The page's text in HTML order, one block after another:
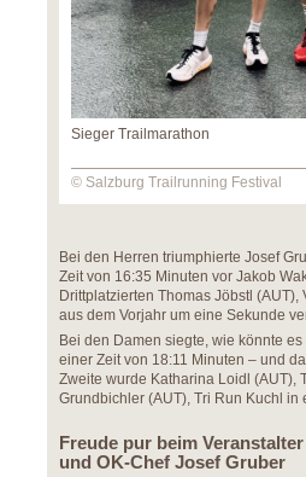
Sieger Trailmarathon
© Salzburg Trailrunning Festival
Bei den Herren triumphierte Josef
Zeit von 16:35 Minuten vor Jakob
Drittplatzierten Thomas Jöbstl
aus dem Vorjahr um eine Sekunde
Bei den Damen siegte, wie könnte
einer Zeit von 18:11 Minuten – und
Zweite wurde Katharina Loidl (AUT),
Grundbichler (AUT), Tri Run Kuchl in
Freude pur beim Veranstalter
und OK-Chef Josef Gruber